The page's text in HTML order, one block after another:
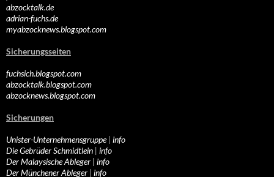
abzocktalk.de
adrian-fuchs.de
myabzocknews.blogspot.com
Sicherungsseiten
fuchsich.blogspot.com
abzocktalk.blogspot.com
abzocknews.blogspot.com
Sicherungen
Unister-Unternehmensgruppe| info
Die Gebrüder Schmidtlein | info
Der Malaysische Ableger | info
Der Münchener Ableger | info